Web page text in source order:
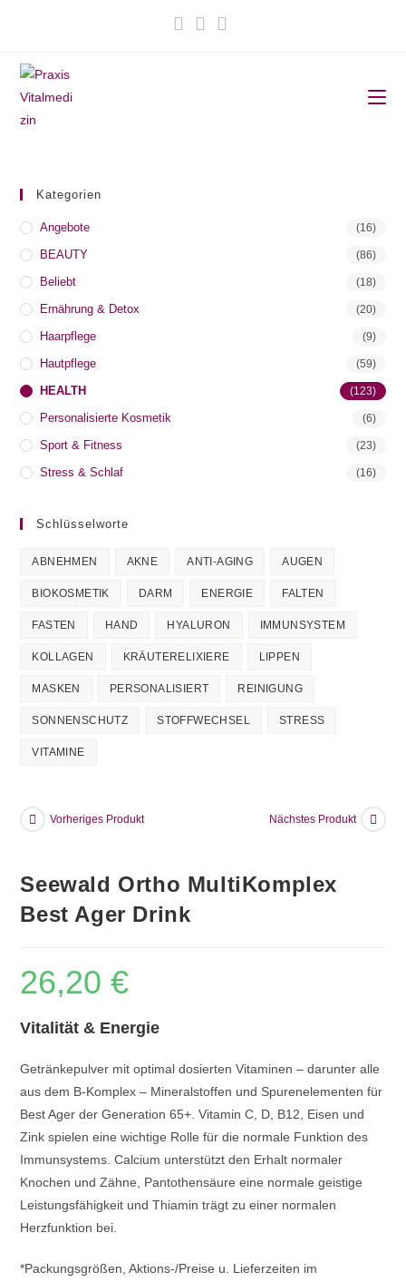
Kategorien
Angebote (16)
BEAUTY (86)
Beliebt (18)
Ernährung & Detox (20)
Haarpflege (9)
Hautpflege (59)
HEALTH (123)
Personalisierte Kosmetik (6)
Sport & Fitness (23)
Stress & Schlaf (16)
Schlüsselworte
ABNEHMEN AKNE ANTI-AGING AUGEN
BIOKOSMETIK DARM ENERGIE FALTEN
FASTEN HAND HYALURON IMMUNSYSTEM
KOLLAGEN KRÄUTERELIXIERE LIPPEN
MASKEN PERSONALISIERT REINIGUNG
SONNENSCHUTZ STOFFWECHSEL STRESS
VITAMINE
Vorheriges Produkt Nächstes Produkt
Seewald Ortho MultiKomplex
Best Ager Drink
26,20€
Vitalität & Energie
Getränkepulver mit optimal dosierten Vitaminen – darunter alle
aus dem B-Komplex – Mineralstoffen und Spurenelementen für
Best Ager der Generation 65+. Vitamin C, D, B12, Eisen und
Zink spielen eine wichtige Rolle für die normale Funktion des
Immunsystems. Calcium unterstützt den Erhalt normaler
Knochen und Zähne, Pantothensäure eine normale geistige
Leistungsfähigkeit und Thiamin trägt zu einer normalen
Herzfunktion bei.
*Packungsgrößen, Aktions-/Preise u. Lieferzeiten im